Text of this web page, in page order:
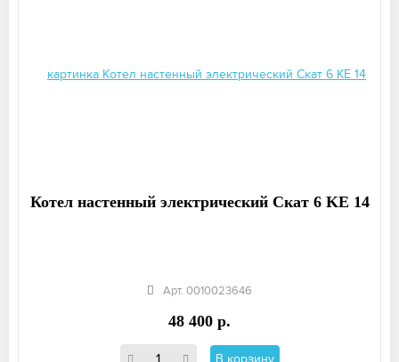
Котел настенный электрический Скат 6 KE 14
Арт. 0010023646
48 400 р.
В корзину